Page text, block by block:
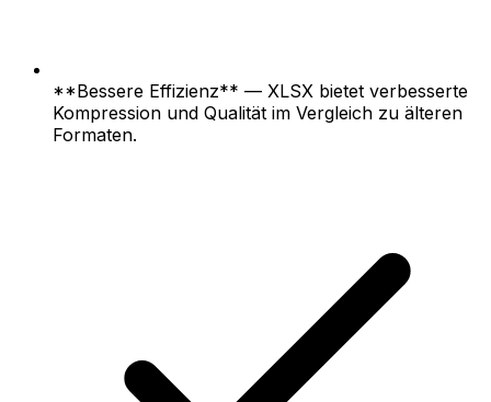
**Bessere Effizienz** — XLSX bietet verbesserte
Kompression und Qualität im Vergleich zu älteren
Formaten.